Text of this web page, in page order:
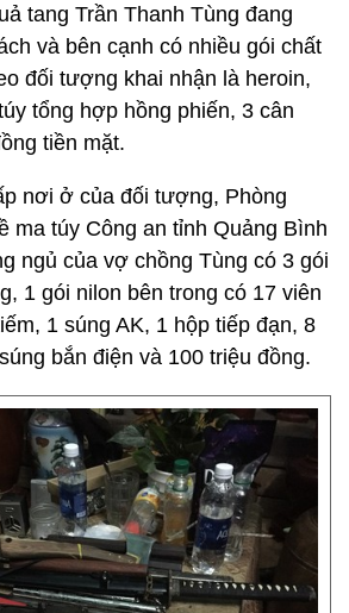
tang Trần Thanh Tùng đang
và bên cạnh có nhiều gói chất
đối tượng khai nhận là heroin,
tổng hợp hồng phiến, 3 cân
tiền mặt.
nơi ở của đối tượng, Phòng
ma túy Công an tỉnh Quảng Bình
ngủ của vợ chồng Tùng có 3 gói
1 gói nilon bên trong có 17 viên
1 súng AK, 1 hộp tiếp đạn, 8
bắn điện và 100 triệu đồng.